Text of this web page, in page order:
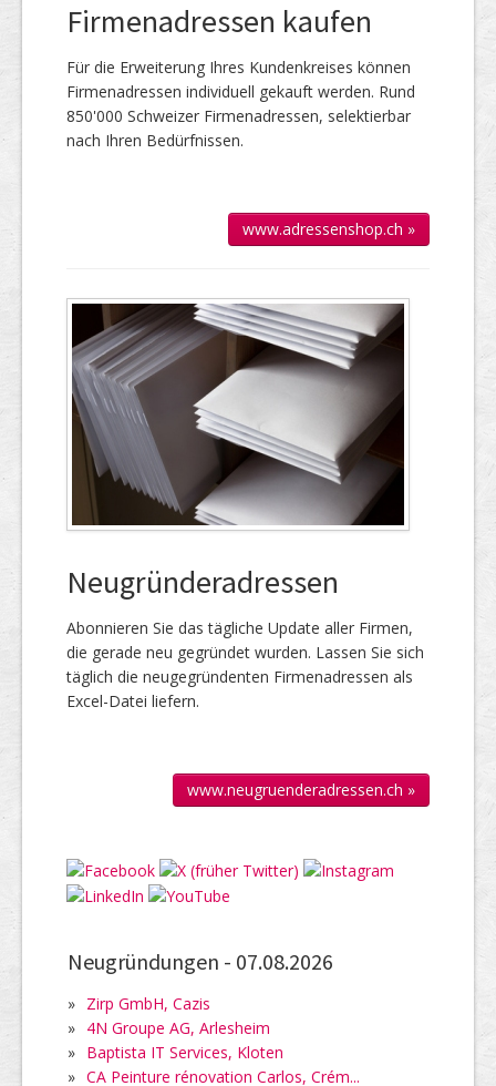
Firmenadressen kaufen
Für die Er­wei­te­rung Ihres Kun­den­kreises kön­nen
Firmen­adressen individuell gekauft werden. Rund
850'000 Schweizer Firmen­adressen, selek­tierbar
nach Ihren Bedürfnissen.
www.adressenshop.ch »
Neugründeradressen
Abonnieren Sie das täg­liche Up­date aller Firmen,
die gerade neu ge­gründet wur­den. Lassen Sie sich
täglich die neu­gegründenten Firmen­adressen als
Excel-Datei liefern.
www.neugruenderadressen.ch »
Neugründungen - 07.08.2026
» Zirp GmbH, Cazis
» 4N Groupe AG, Arlesheim
» Baptista IT Services, Kloten
» CA Peinture rénovation Carlos, Crém...